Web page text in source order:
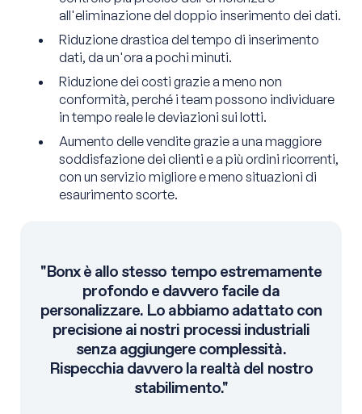
all'eliminazione del doppio inserimento dei dati.
Riduzione drastica del tempo di inserimento
dati, da un'ora a pochi minuti.
Riduzione dei costi grazie a meno non
conformità, perché i team possono individuare
in tempo reale le deviazioni sui lotti.
Aumento delle vendite grazie a una maggiore
soddisfazione dei clienti e a più ordini ricorrenti,
con un servizio migliore e meno situazioni di
esaurimento scorte.
"Bonx è allo stesso tempo estremamente
profondo e davvero facile da
personalizzare. Lo abbiamo adattato con
precisione ai nostri processi industriali
senza aggiungere complessità.
Rispecchia davvero la realtà del nostro
stabilimento."